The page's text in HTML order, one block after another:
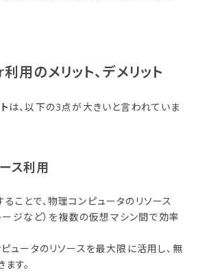
の​メリット、​デメリット
は、以下の3点が大きいと言われていま
ス利用
ことで、物理コンピュータのリソース
レージなど）を複数の仮想マシン間で効率
ュータのリソースを最大限に活用し、無
す。